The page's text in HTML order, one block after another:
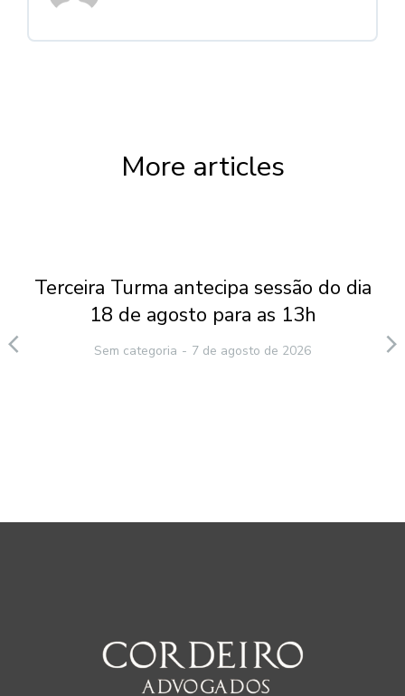
More articles
Terceira Turma antecipa sessão do dia
18 de agosto para as 13h
Sem categoria 7 de agosto de 2026